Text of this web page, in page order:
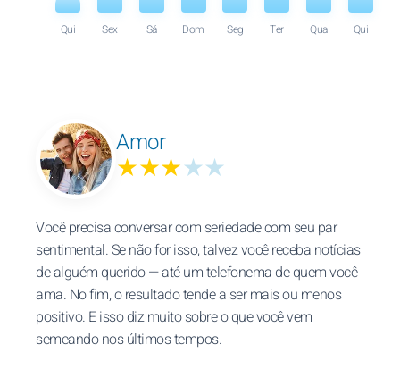
Qui Sex Sá Dom Seg Ter Qua Qui
Amor
★★★★★
Você precisa conversar com seriedade com seu par
sentimental. Se não for isso, talvez você receba notícias
de alguém querido — até um telefonema de quem você
ama. No fim, o resultado tende a ser mais ou menos
positivo. E isso diz muito sobre o que você vem
semeando nos últimos tempos.